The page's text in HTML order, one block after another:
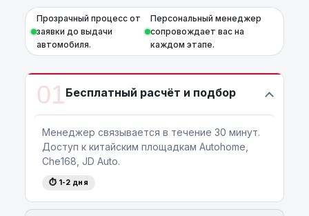
Прозрачный процесс от
заявки до выдачи
автомобиля.
Персональный менеджер
сопровождает вас на
каждом этапе.
01Бесплатный расчёт и подбор
Менеджер связывается в течение 30 минут.
Доступ к китайским площадкам Autohome,
Che168, JD Auto.
⏱ 1-2 дня